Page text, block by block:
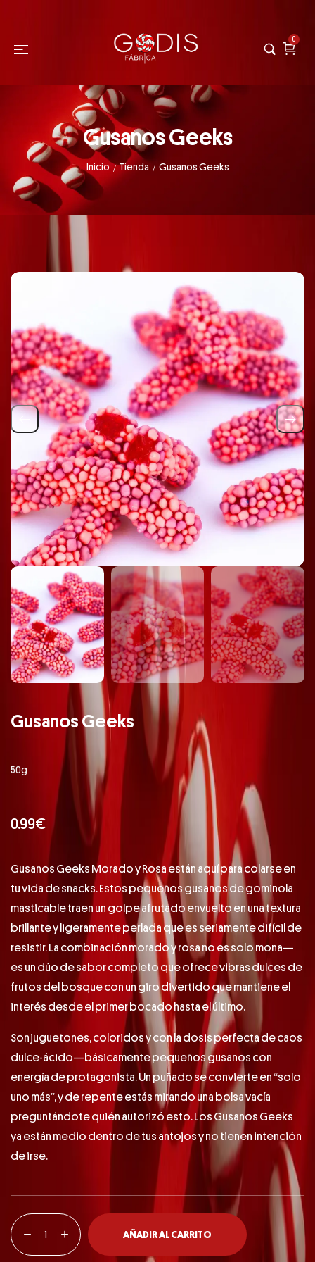
0
Gusanos Geeks
Inicio / Tienda / Gusanos Geeks
Gusanos Geeks
50g
0.99€
Gusanos Geeks Morado y Rosa están aquí para colarse en
tu vida de snacks. Estos pequeños gusanos de gominola
masticable traen un golpe afrutado envuelto en una textura
brillante y ligeramente perlada que es seriamente difícil de
resistir. La combinación morado y rosa no es solo mona—
es un dúo de sabor completo que ofrece vibras dulces de
frutos del bosque con un giro divertido que mantiene el
interés desde el primer bocado hasta el último.
Son juguetones, coloridos y con la dosis perfecta de caos
dulce-ácido—básicamente pequeños gusanos con
energía de protagonista. Un puñado se convierte en “solo
uno más”, y de repente estás mirando una bolsa vacía
preguntándote quién autorizó esto. Los Gusanos Geeks
ya están medio dentro de tus antojos y no tienen intención
de irse.
AÑADIR AL CARRITO